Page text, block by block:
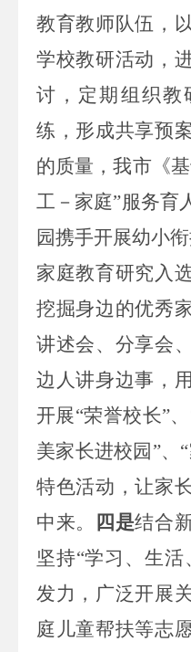
教育教师队伍，
学校教研活动 ，
讨，定期组织教
练，形成共享预
的质量 ，我市《
工－家庭”服务育
园携手开展幼小
家庭教育研究入
挖掘身边的优秀
讲述会、分享会
边人讲身边事 ，
开展“荣誉校长”
美家长进校园 ”、
特色活动，让家
中来。
四是结合
坚持“学习、生活
发力 ， 广泛开展
庭儿童帮扶等志